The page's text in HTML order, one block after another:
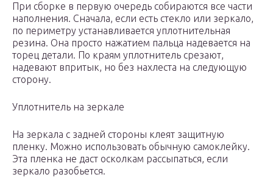
При сборке в первую очередь собираются все части
наполнения. Сначала, если есть стекло или зеркало,
по периметру устанавливается уплотнительная
резина. Она просто нажатием пальца надевается на
торец детали. По краям уплотнитель срезают,
надевают впритык, но без нахлеста на следующую
сторону.
Уплотнитель на зеркале
На зеркала с задней стороны клеят защитную
пленку. Можно использовать обычную самоклейку.
Эта пленка не даст осколкам рассыпаться, если
зеркало разобьется.